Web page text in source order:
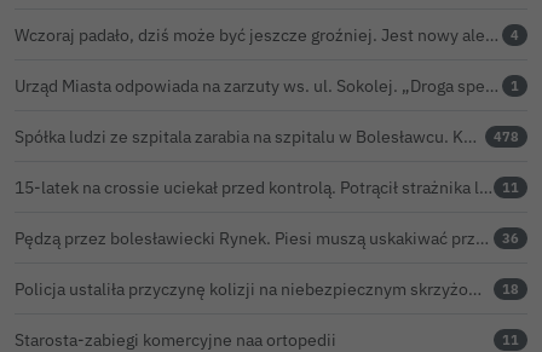
Wczoraj padało, dziś może być jeszcze groźniej. Jest nowy alert IMGW 4
Urząd Miasta odpowiada na zarzuty ws. ul. Sokolej. „Droga spełnia wszystkie normy” 1
Spółka ludzi ze szpitala zarabia na szpitalu w Bolesławcu. Kwoty pozostają tajne 478
15-latek na crossie uciekał przed kontrolą. Potrącił strażnika leśnego, rozbił się o samochód 11
Pędzą przez bolesławiecki Rynek. Piesi muszą uskakiwać przed hulajnogami i rowerami elektrycznymi 36
Policja ustaliła przyczynę kolizji na niebezpiecznym skrzyżowaniu w Bolesławcu. 72-latek ukarany mandatem 18
Starosta-zabiegi komercyjne naa ortopedii 11